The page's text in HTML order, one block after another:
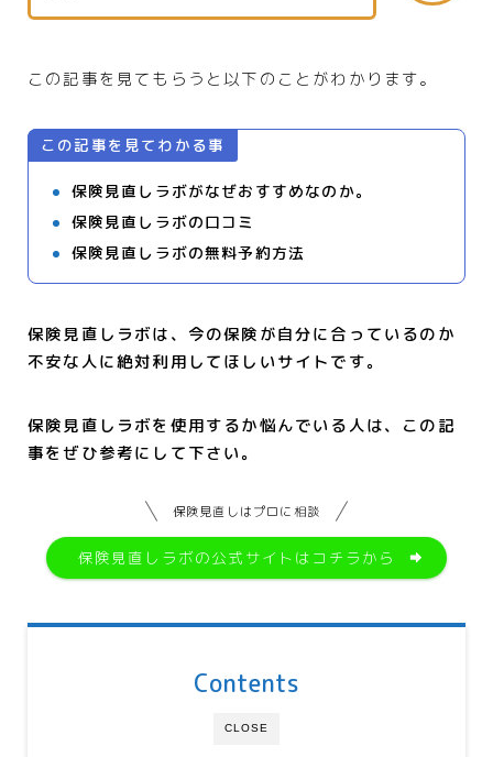
この記事を見てもらうと以下のことがわかります。
この記事を見てわかる事
保険見直しラボがなぜおすすめなのか。
保険見直しラボの口コミ
保険見直しラボの無料予約方法
保険見直しラボは、今の保険が自分に合っているのか
不安な人に絶対利用してほしいサイトです。
保険見直しラボを使用するか悩んでいる人は、この記
事をぜひ参考にして下さい。
保険見直しはプロに相談
保険見直しラボの公式サイトはコチラから
CLOSE
Contents